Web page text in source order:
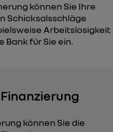
können Sie Ihre
Schicksalsschläge
Arbeitslosigkeit
Bank für Sie ein.
können Sie die